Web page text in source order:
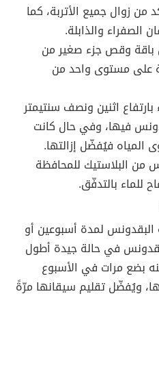
زوال جميع الأتربة، كما
الصفراء والذابلة.
وقص جزء صغير من
على مستوى واحد من
اثنين ونصف سنتيمتر
فيها، وفي حال كانت
فيُفضّل إزالتها.
البلاستيك للمحافظة
للماء بالتدفّق.
لمدة أسبوعين أو
في حالة جيدة أطول
بضع مرات في الأسبوع
ويُفضّل تقليم سيقانها مرّةً